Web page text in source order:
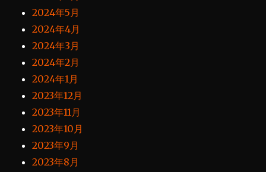
2024年5月
2024年4月
2024年3月
2024年2月
2024年1月
2023年12月
2023年11月
2023年10月
2023年9月
2023年8月